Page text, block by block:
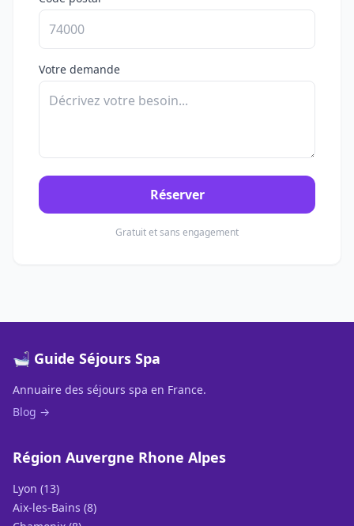
Votre demande
Réserver
Gratuit et sans engagement
🛁 Guide Séjours Spa
Annuaire des séjours spa en France.
Blog →
Région Auvergne Rhone Alpes
Lyon (13)
Aix-les-Bains (8)